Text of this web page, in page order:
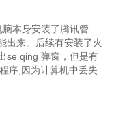
本身安装了腾讯管
出来。后续有安装了火
se qing 弹窗，但是有
序,因为计算机中丢失